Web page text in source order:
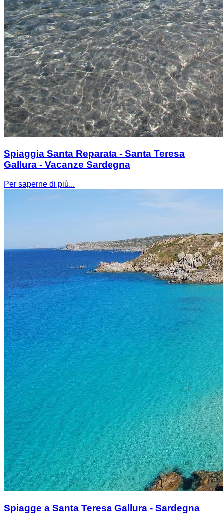
Spiaggia Santa Reparata - Santa Teresa
Gallura - Vacanze Sardegna
Per saperne di più...
Spiagge a Santa Teresa Gallura - Sardegna